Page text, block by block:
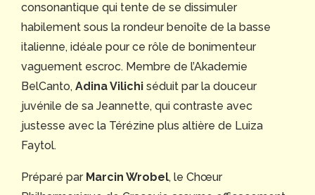
consonantique qui tente de se dissimuler
habilement sous la rondeur benoîte de la basse
italienne, idéale pour ce rôle de bonimenteur
vaguement escroc. Membre de l’Akademie
BelCanto, Adina Vilichi séduit par la douceur
juvénile de sa Jeannette, qui contraste avec
justesse avec la Térézine plus altière de Luiza
Faytol.
Préparé par Marcin Wrobel, le Chœur